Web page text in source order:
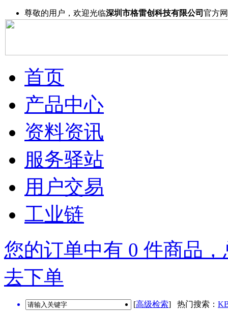
尊敬的用户，欢迎光临深圳市格雷创科技有限公司 官方
首页
产品中心
资料资讯
服务驿站
用户交易
工业链
您的订单中有 0 件商品
去下单
[高级检索] 热门搜索：